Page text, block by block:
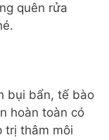
quên rửa
bụi bẩn, tế bào
hoàn toàn có
trị thâm môi